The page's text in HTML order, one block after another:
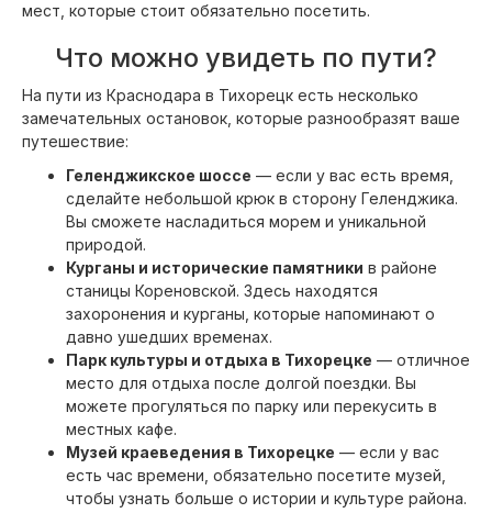
мест, которые стоит обязательно посетить.
Что можно увидеть по пути?
На пути из Краснодара в Тихорецк есть несколько
замечательных остановок, которые разнообразят ваше
путешествие:
Геленджикское шоссе — если у вас есть время,
сделайте небольшой крюк в сторону Геленджика.
Вы сможете насладиться морем и уникальной
природой.
Курганы и исторические памятники в районе
станицы Кореновской. Здесь находятся
захоронения и курганы, которые напоминают о
давно ушедших временах.
Парк культуры и отдыха в Тихорецке — отличное
место для отдыха после долгой поездки. Вы
можете прогуляться по парку или перекусить в
местных кафе.
Музей краеведения в Тихорецке — если у вас
есть час времени, обязательно посетите музей,
чтобы узнать больше о истории и культуре района.